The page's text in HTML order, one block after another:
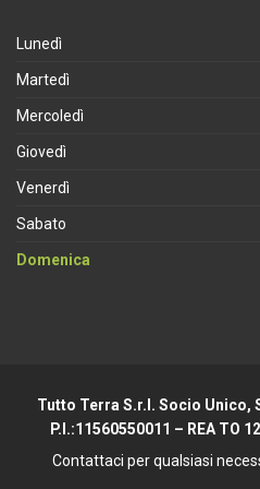
Lunedì
Martedì
Mercoledì
Giovedì
Venerdì
Sabato
Domenica
Tutto Terra S.r.l. Socio Unico,
P.I.:11560550011 – REA TO
Contattaci per qualsiasi